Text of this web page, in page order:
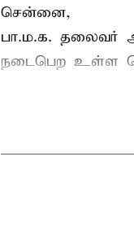
சென்னை,
பா.ம.க. தலைவர்
நடைபெற உள்ள